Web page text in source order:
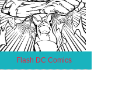
Flash DC Comics